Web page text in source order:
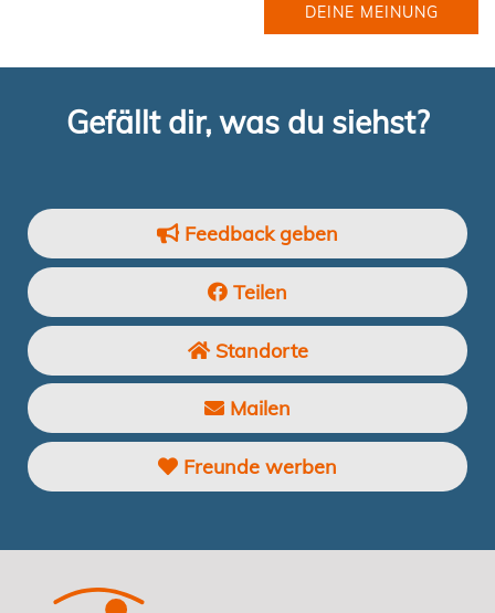
DEINE MEINUNG
Gefällt dir, was du siehst?
Feedback geben
Teilen
Standorte
Mailen
Freunde werben